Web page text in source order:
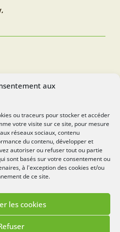
aux
ou traceurs pour stocker et accéder
votre visite sur ce site, pour mesure
réseaux sociaux, contenu
du contenu, développer et
autoriser ou refuser tout ou partie
sont basés sur votre consentement ou
à l'exception des cookies et/ou
de ce site.
les cookies
Politique de cookies